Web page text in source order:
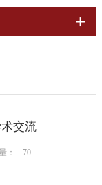
交流
： 70